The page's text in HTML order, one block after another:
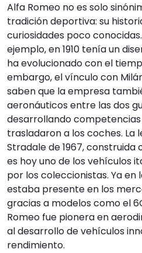
Alfa Romeo no es solo
tradición deportiva: su
curiosidades poco
ejemplo, en 1910 tenía un
ha evolucionado con el
embargo, el vínculo con
saben que la empresa
aeronáuticos entre las dos
desarrollando competencias
trasladaron a los coches. La
Stradale de 1967,
es hoy uno de los vehículos
por los coleccionistas. Ya en
estaba presente en los
gracias a modelos como el
Romeo fue pionera en
al desarrollo de vehículos
rendimiento.